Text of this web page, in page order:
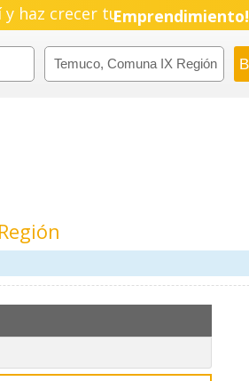
y haz crecer tuEmprendimiento!